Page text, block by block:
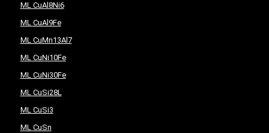
ML CuAl8Ni6
ML CuAl9Fe
ML CuMn13Al7
ML CuNi10Fe
ML CuNi30Fe
ML CuSi28L
ML CuSi3
ML CuSn